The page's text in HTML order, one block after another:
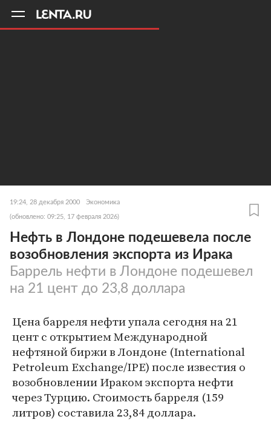
19:24, 28 декабря 2000 Экономика
(обновлено: 09:25, 17 февраля 2026)
Нефть в Лондоне подешевела после
возобновления экспорта из Ирака
Баррель нефти в Лондоне подешевел
на 21 цент до 23,8 доллара
Цена барреля нефти упала сегодня на 21
цент с открытием Международной
нефтяной биржи в Лондоне (International
Petroleum Exchange/IPE) после известия о
возобновлении Ираком экспорта нефти
через Турцию. Стоимость барреля (159
литров) составила 23,84 доллара.